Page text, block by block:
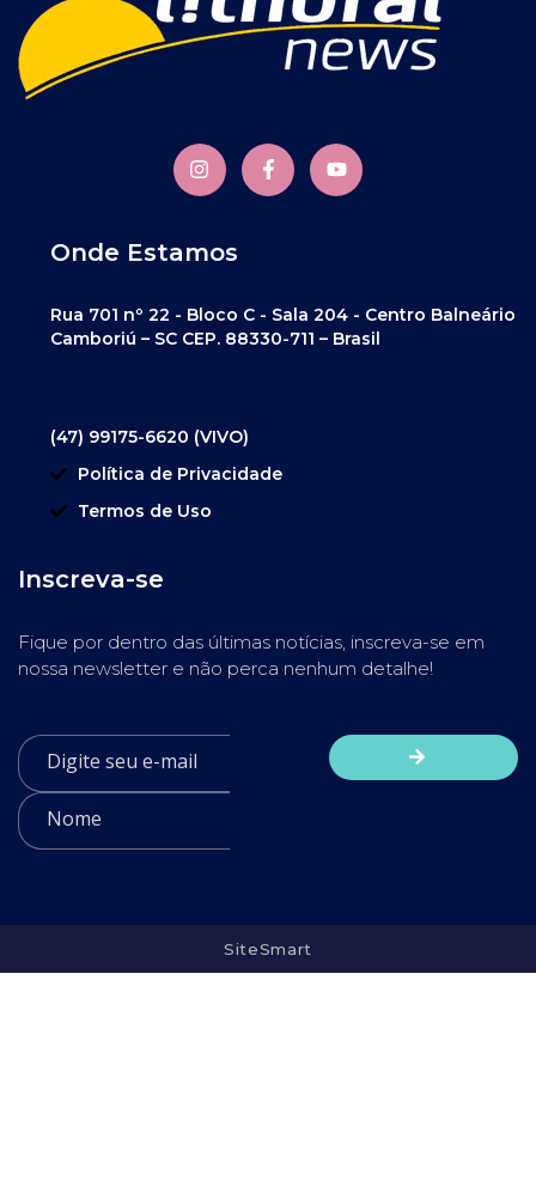
Onde Estamos
Rua 701 nº 22 - Bloco C - Sala 204 - Centro Balneário
Camboriú – SC CEP. 88330-711 – Brasil
(47) 99175-6620 (VIVO)
Política de Privacidade
Termos de Uso
Inscreva-se
Fique por dentro das últimas notícias, inscreva-se em
nossa newsletter e não perca nenhum detalhe!
SiteSmart